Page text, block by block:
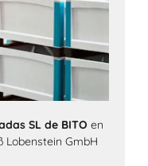
SL de BITOen
Lobenstein GmbH